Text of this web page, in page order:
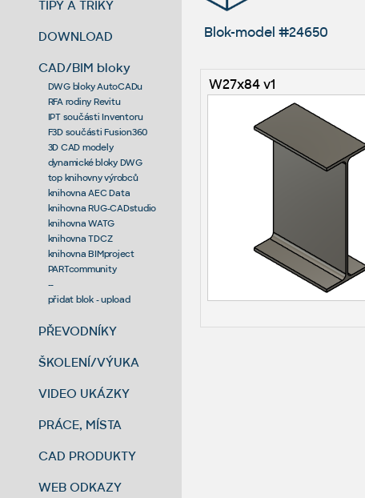
TIPY A TRIKY
DOWNLOAD
CAD/BIM bloky
DWG bloky AutoCADu
RFA rodiny Revitu
IPT součásti Inventoru
F3D součásti Fusion360
3D CAD modely
dynamické bloky DWG
top knihovny výrobců
knihovna AEC Data
knihovna RUG-CADstudio
knihovna WATG
knihovna TDCZ
knihovna BIMproject
PARTcommunity
--
přidat blok - upload
PŘEVODNÍKY
ŠKOLENÍ/VÝUKA
VIDEO UKÁZKY
PRÁCE, MÍSTA
CAD PRODUKTY
WEB ODKAZY
Blok-model #24650
W27x84 v1